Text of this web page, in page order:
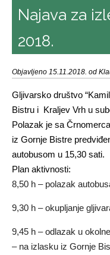
Najava za
2018.
Objavljeno 15.11.2018. od
Gljivarsko društvo
Bistru i Kraljev Vrh u
Polazak je sa
iz Gornje Bistre
autobusom u 15,30 sati.
Plan aktivnosti:
8,50 h – polazak
9,30 h – okupljanje
9,45 h – odlazak u
– na izlasku iz Gornje